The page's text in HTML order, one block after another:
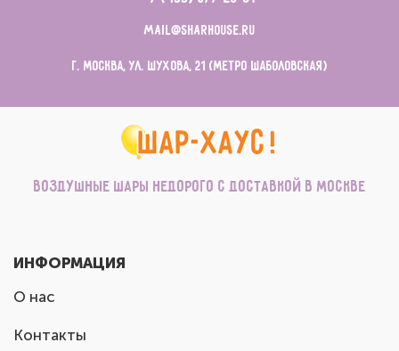
mail@sharhouse.ru
г. Москва, ул. Шухова, 21 (метро Шаболовская)
Воздушные шары недорого с доставкой в Москве
ИНФОРМАЦИЯ
О нас
Контакты